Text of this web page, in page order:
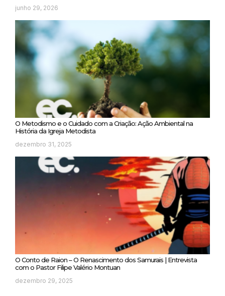
junho 29, 2026
O Metodismo e o Cuidado com a Criação: Ação Ambiental na
História da Igreja Metodista
dezembro 31, 2025
O Conto de Raion – O Renascimento dos Samurais | Entrevista
com o Pastor Filipe Valério Montuan
dezembro 29, 2025